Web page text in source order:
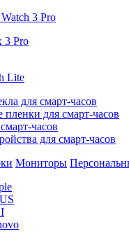
3 Pro
3 Pro
Lite
для смарт-часов
пленки для смарт-часов
часов
для смарт-часов
Мониторы